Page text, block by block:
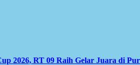
2026, RT 09 Raih Gelar Juara di